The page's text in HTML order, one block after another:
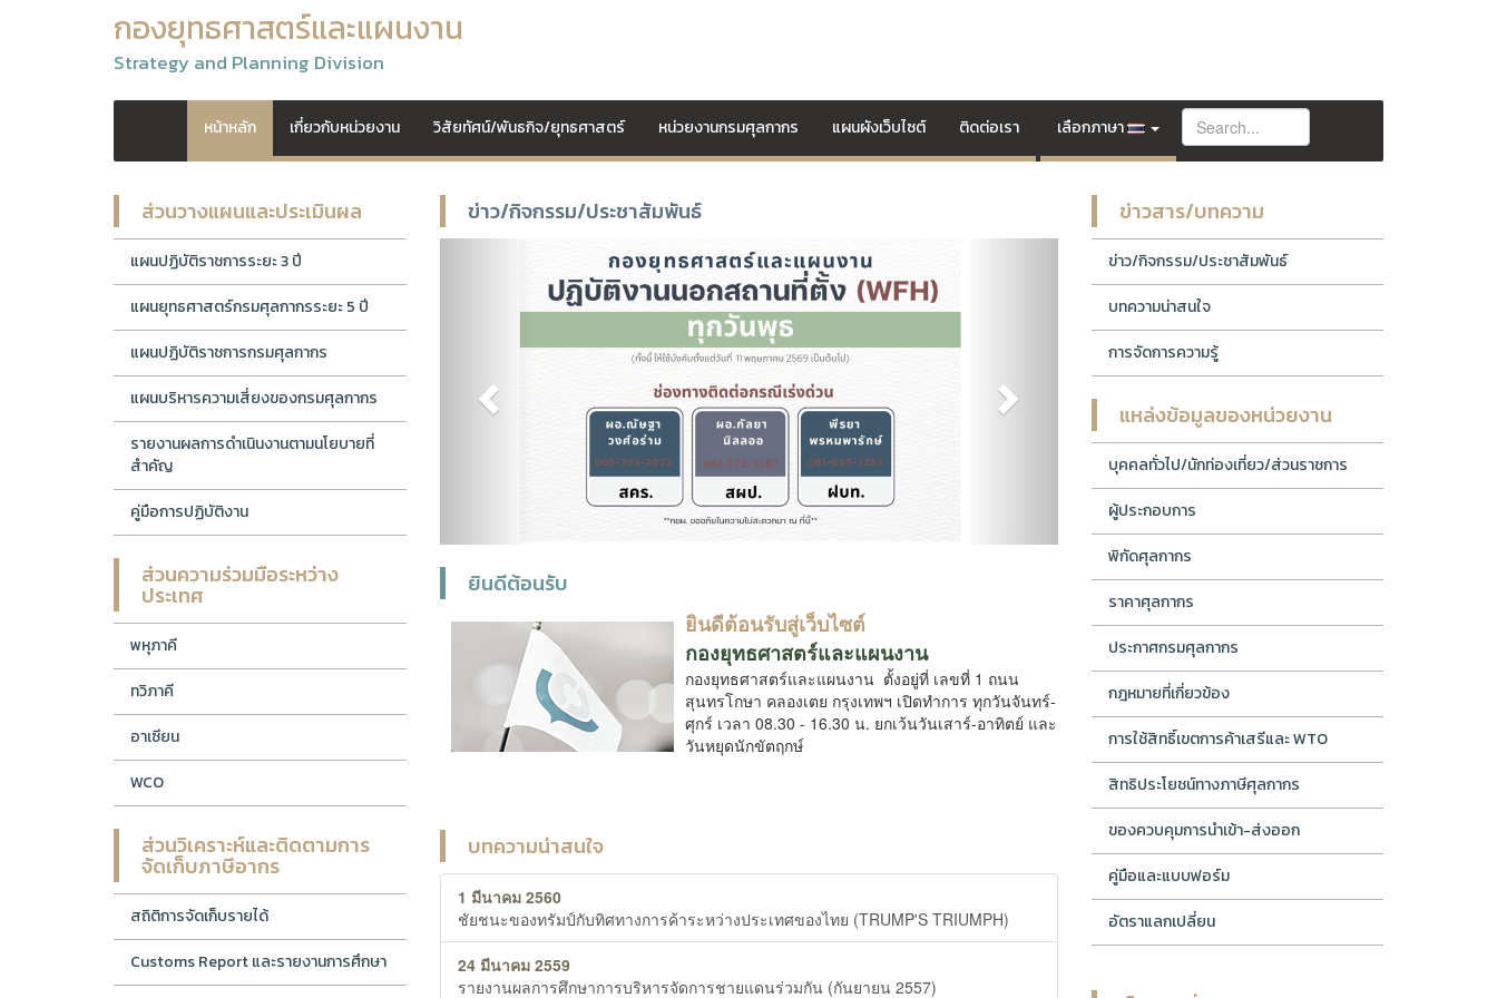
กองยุทธศาสตร์และแผนงาน
Strategy and Planning Division
หน้าหลัก เกี่ยวกับหน่วยงาน วิสัยทัศน์/พันธกิจ/ยุทธศาสตร์ หน่วยงานกรมศุลกากร แผนผังเว็บไซต์ ติดต่อเรา เลือกภาษา
ส่วนวางแผนและประเมินผล
แผนปฏิบัติราชการระยะ 3 ปี
แผนยุทธศาสตร์กรมศุลกากรระยะ 5 ปี
แผนปฏิบัติราชการกรมศุลกากร
แผนบริหารความเสี่ยงของกรมศุลกากร
รายงานผลการดำเนินงานตามนโยบายที่
สำคัญ
คู่มือการปฏิบัติงาน
ส่วนความร่วมมือระหว่าง
ประเทศ
พหุภาคี
ทวิภาคี
อาเซียน
WCO
ส่วนวิเคราะห์และติดตามการ
จัดเก็บภาษีอากร
สถิติการจัดเก็บรายได้
Customs Report และรายงานการศึกษา
ข่าว/กิจกรรม/ประชาสัมพันธ์
ยินดีต้อนรับ
ยินดีต้อนรับสู่เว็บไซต์
กองยุทธศาสตร์และแผนงาน
กองยุทธศาสตร์และแผนงานตั้งอยู่ที่ เลขที่ 1 ถนน
สุนทรโกษา คลองเตย กรุงเทพฯ เปิดทำการ ทุกวันจันทร์-
ศุกร์ เวลา 08.30 - 16.30 น. ยกเว้นวันเสาร์-อาทิตย์ และ
วันหยุดนักขัตฤกษ์
บทความน่าสนใจ
1 มีนาคม 2560
ชัยชนะของทรัมป์กับทิศทางการค้าระหว่างประเทศของไทย (TRUMP'S TRIUMPH)
24 มีนาคม 2559
รายงานผลการศึกษาการบริหารจัดการชายแดนร่วมกัน (กันยายน 2557)
ข่าวสาร/บทความ
ข่าว/กิจกรรม/ประชาสัมพันธ์
บทความน่าสนใจ
การจัดการความรู้
แหล่งข้อมูลของหน่วยงาน
บุคคลทั่วไป/นักท่องเที่ยว/ส่วนราชการ
ผู้ประกอบการ
พิกัดศุลกากร
ราคาศุลกากร
ประกาศกรมศุลกากร
กฎหมายที่เกี่ยวข้อง
การใช้สิทธิ์เขตการค้าเสรีและ WTO
สิทธิประโยชน์ทางภาษีศุลกากร
ของควบคุมการนำเข้า-ส่งออก
คู่มือและแบบฟอร์ม
อัตราแลกเปลี่ยน